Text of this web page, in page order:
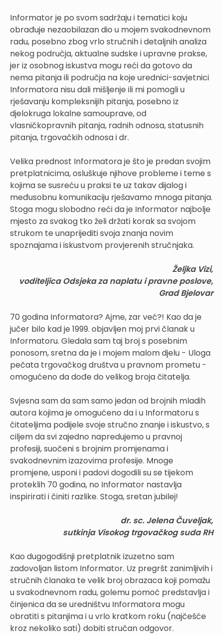
Informator je po svom sadržaju i tematici koju
obrađuje nezaobilazan dio u mojem svakodnevnom
radu, posebno zbog vrlo stručnih i detaljnih analiza
nekog područja, aktualne sudske i upravne prakse,
jer iz osobnog iskustva mogu reći da gotovo da
nema pitanja ili područja na koje urednici-savjetnici
Informatora nisu dali mišljenje ili mi pomogli u
rješavanju kompleksnijih pitanja, posebno iz
djelokruga lokalne samouprave, od
vlasničkopravnih pitanja, radnih odnosa, statusnih
pitanja, trgovačkih odnosa i dr.
Velika prednost Informatora je što je predan svojim
pretplatnicima, osluškuje njihove probleme i teme s
kojima se susreću u praksi te uz takav dijalog i
međusobnu komunikaciju rješavamo mnoga pitanja.
Stoga mogu slobodno reći da je Informator najbolje
mjesto za svakog tko želi držati korak sa svojom
strukom te unaprijediti svoja znanja novim
spoznajama i iskustvom provjerenih stručnjaka.
Željka Vizi,
voditeljica Odsjeka za naplatu i pravne poslove,
Grad Bjelovar
70 godina Informatora? Ajme, zar već?! Kao da je
jučer bilo kad je 1999. objavljen moj prvi članak u
Informatoru. Gledala sam taj broj s posebnim
ponosom, sretna da je i mojem malom djelu - Uloga
pečata trgovačkog društva u pravnom prometu -
omogućeno da dođe do velikog broja čitatelja.
Svjesna sam da sam samo jedan od brojnih mladih
autora kojima je omogućeno da i u Informatoru s
čitateljima podijele svoje stručno znanje i iskustvo, s
ciljem da svi zajedno napredujemo u pravnoj
profesiji, suočeni s brojnim promjenama i
svakodnevnim izazovima profesije. Mnoge
promjene, usponi i padovi dogodili su se tijekom
proteklih 70 godina, no Informator nastavlja
inspirirati i činiti razlike. Stoga, sretan jubilej!
dr. sc. Jelena Čuveljak,
sutkinja Visokog trgovačkog suda RH
Kao dugogodišnji pretplatnik izuzetno sam
zadovoljan listom Informator. Uz pregršt zanimljivih i
stručnih članaka te velik broj obrazaca koji pomažu
u svakodnevnom radu, golemu pomoć predstavlja i
činjenica da se uredništvu Informatora mogu
obratiti s pitanjima i u vrlo kratkom roku (najčešće
kroz nekoliko sati) dobiti stručan odgovor.